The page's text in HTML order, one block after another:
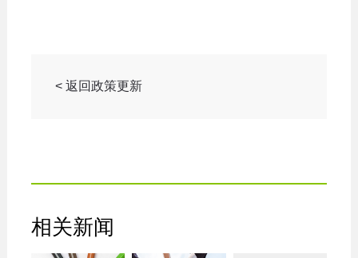
< 返回政策更新
相关新闻